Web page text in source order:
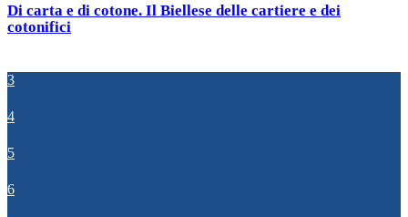
Di carta e di cotone. Il Biellese delle cartiere e dei
cotonifici
3
4
5
6